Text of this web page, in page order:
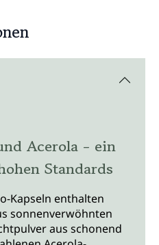
Acerola - ein
Standards
Kapseln enthalten
sonnenverwöhnten
aus schonend